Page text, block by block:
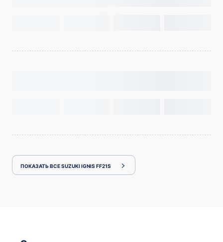
ПОКАЗАТЬ ВСЕ SUZUKI IGNIS FF21S